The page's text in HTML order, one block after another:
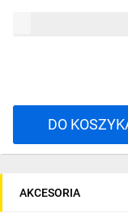
DO
AKCESORIA